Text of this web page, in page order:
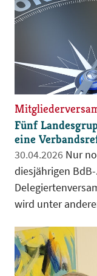
Fünf
eine
30.04.2026
diesjährigen
wird unter